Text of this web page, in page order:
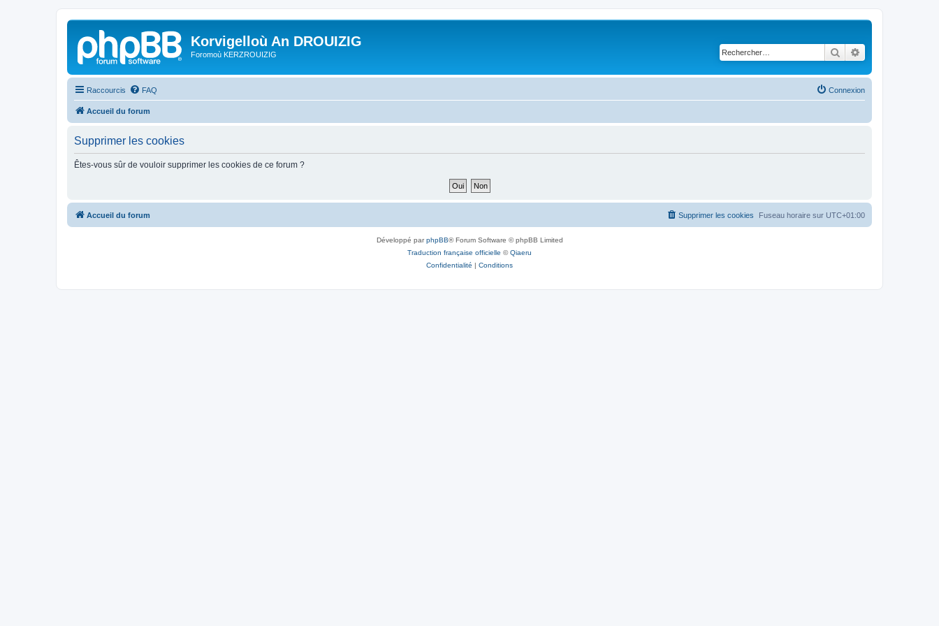
Korvigelloù An DROUIZIG
Foromoù KERZROUIZIG Rechercher
Raccourcis FAQ Connexion
Accueil du forum
Supprimer les cookies
Êtes-vous sûr de vouloir supprimer les cookies de ce forum ?
Accueil du forum Fuseau horaire sur UTC+01:00
Supprimer les cookies
Développé parphpBB® Forum Software © phpBB Limited
Traduction française officielle ©Qiaeru
Confidentialité | Conditions